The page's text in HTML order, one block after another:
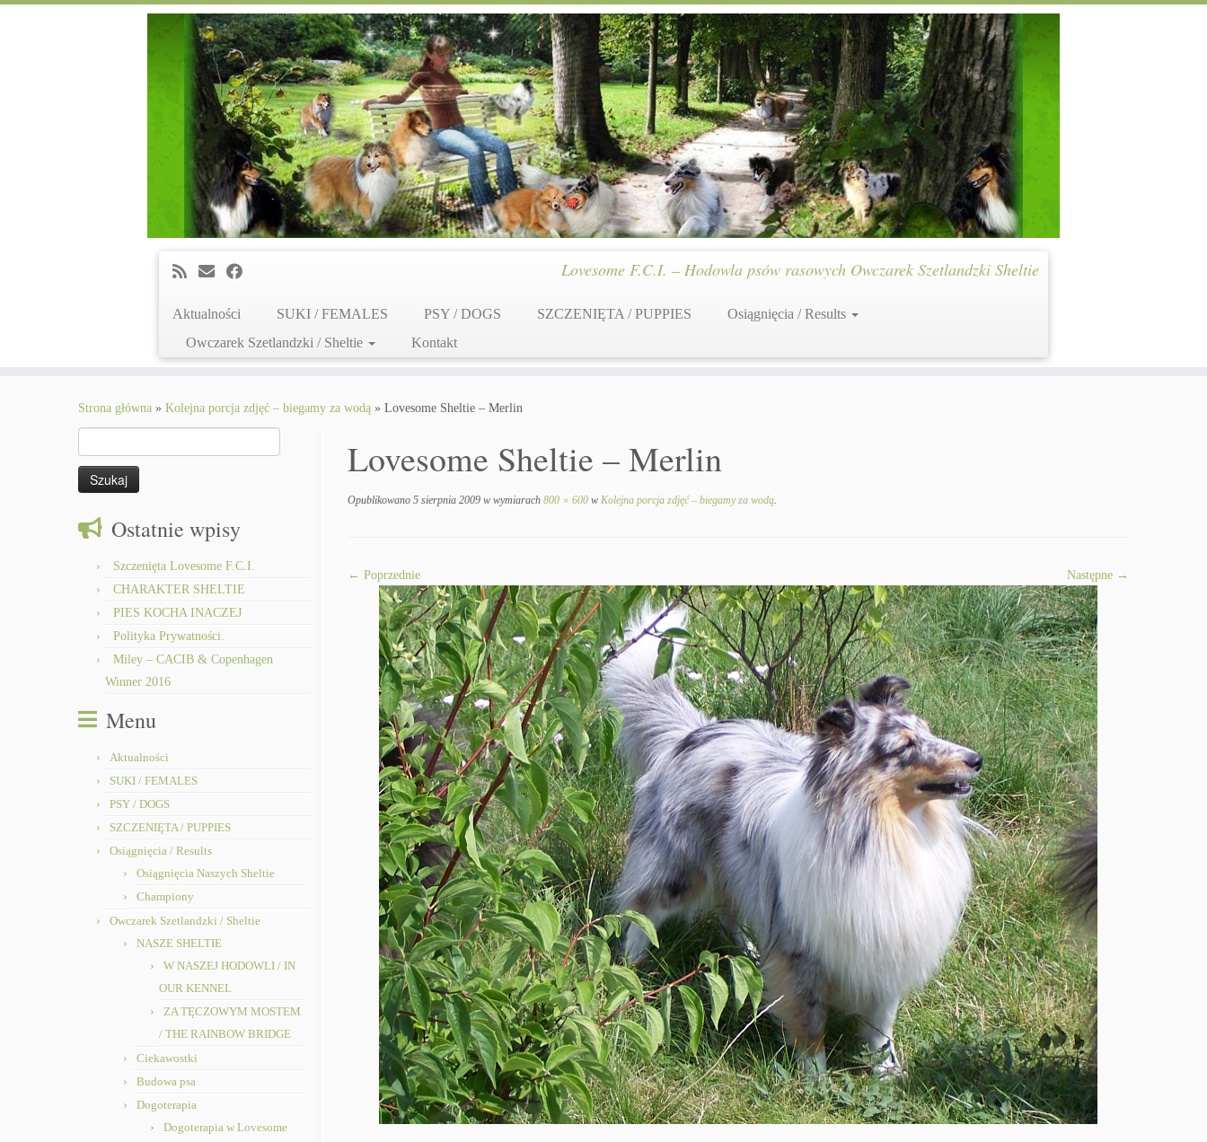
Lovesome F.C.I. – Hodowla psów rasowych Owczarek Szetlandzki Sheltie
Aktualności SUKI / FEMALES PSY / DOGS SZCZENIĘTA / PUPPIES
Osiągnięcia / Results
Owczarek Szetlandzki / Sheltie
Kontakt
Strona główna » Kolejna porcja zdjęć – biegamy za wodą » Lovesome Sheltie – Merlin
Ostatnie wpisy
Szczenięta Lovesome F.C.I.
CHARAKTER SHELTIE
PIES KOCHA INACZEJ
Polityka Prywatności.
Miley – CACIB & Copenhagen
Winner 2016
Menu
Aktualności
SUKI / FEMALES
PSY / DOGS
SZCZENIĘTA / PUPPIES
Osiągnięcia / Results
Osiągnięcia Naszych Sheltie
Championy
Owczarek Szetlandzki / Sheltie
NASZE SHELTIE
W NASZEJ HODOWLI / IN
OUR KENNEL
ZA TĘCZOWYM MOSTEM
/ THE RAINBOW BRIDGE
Ciekawostki
Budowa psa
Dogoterapia
Dogoterapia w Lovesome
Lovesome Sheltie – Merlin
Opublikowano 5 sierpnia 2009 w wymiarach 800 × 600 w Kolejna porcja zdjęć – biegamy za wodą.
← Poprzednie Następne →